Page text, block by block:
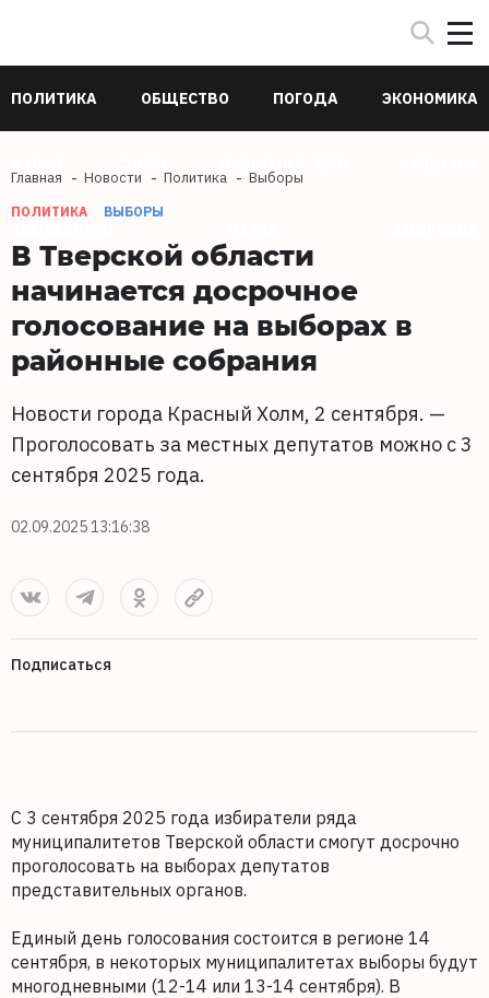
ПОЛИТИКА ОБЩЕСТВО ПОГОДА ЭКОНОМИКА
Главная Новости Политика Выборы
ПОЛИТИКА ВЫБОРЫ
В Тверской области
начинается досрочное
голосование на выборах в
районные собрания
Новости города Красный Холм, 2 сентября. —
Проголосовать за местных депутатов можно с 3
сентября 2025 года.
02.09.2025 13:16:38
Подписаться
С 3 сентября 2025 года избиратели ряда
муниципалитетов Тверской области смогут досрочно
проголосовать на выборах депутатов
представительных органов.
Единый день голосования состоится в регионе 14
сентября, в некоторых муниципалитетах выборы будут
многодневными (12-14 или 13-14 сентября). В